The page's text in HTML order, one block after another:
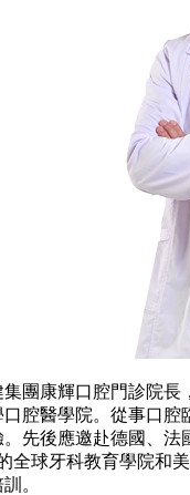
康輝口腔門診院長，
腔醫學院。從事口
先後應邀赴德國、法
全球牙科教育學院和
。